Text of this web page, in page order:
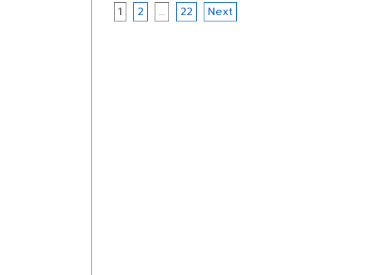
Posts
1 2 … 22 Next